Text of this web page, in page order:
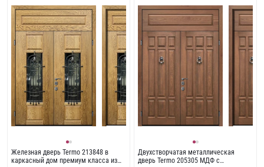
Железная дверь Termo 213848 в
каркасный дом премиум класса из
Двухстворчатая металлическая
дверь Termo 205305 МДФ с